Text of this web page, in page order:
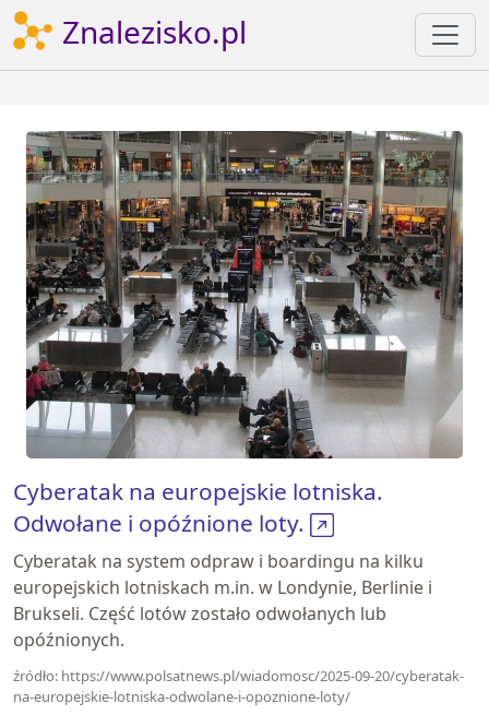
Znalezisko.pl
Cyberatak na europejskie lotniska.
Odwołane i opóźnione loty.
Cyberatak na system odpraw i boardingu na kilku
europejskich lotniskach m.in. w Londynie, Berlinie i
Brukseli. Część lotów zostało odwołanych lub
opóźnionych.
źródło: https://www.polsatnews.pl/wiadomosc/2025-09-20/cyberatak-
na-europejskie-lotniska-odwolane-i-opoznione-loty/